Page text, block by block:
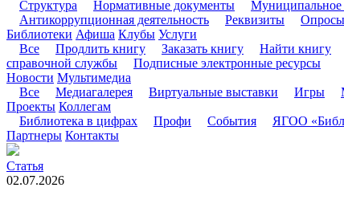
Структура
Нормативные документы Муниципальное
Антикоррупционная деятельность
Реквизиты Опросы
Библиотеки Афиша Клубы Услуги
Все
Продлить книгу Заказать книгу Найти книгу
справочной службы
Подписные электронные ресурсы
Новости Мультимедиа
Все
Медиагалерея Виртуальные выставки Игры
Проекты Коллегам
Библиотека в цифрах
Профи События ЯГОО
Партнеры Контакты
Статья
02.07.2026